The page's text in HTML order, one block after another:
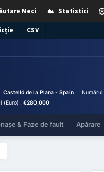
Statistici
Meci
CSV
:Castelló de la Plana - Spain
(Euro) :€280,000
& Faze de fault Apărare